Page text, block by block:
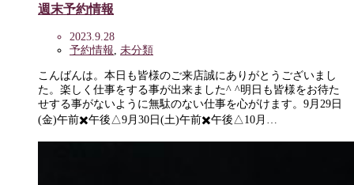
週末予約情報
2023.9.28
予約情報, 未分類
こんばんは。本日も皆様のご来店誠にありがとうございまし
た。楽しく仕事をする事が出来ました^ ^明日も皆様をお待た
せする事がないように無駄のない仕事を心がけます。9月29日
(金)午前✖️午後△9月30日(土)午前✖️午後△10月…